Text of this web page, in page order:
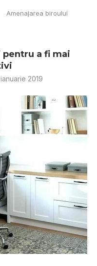
Amenajarea biroului
a fi mai
2019